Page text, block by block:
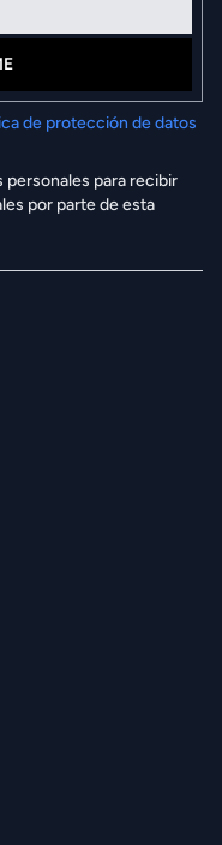
de protección de datos
para recibir
por parte de esta